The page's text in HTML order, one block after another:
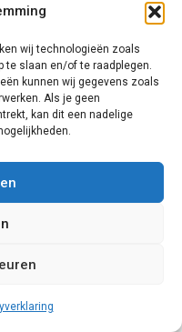
wij technologieën zoals
te slaan en/of te raadplegen.
kunnen wij gegevens zoals
Als je geen
kan dit een nadelige
die allen
vormen
en renovatie.